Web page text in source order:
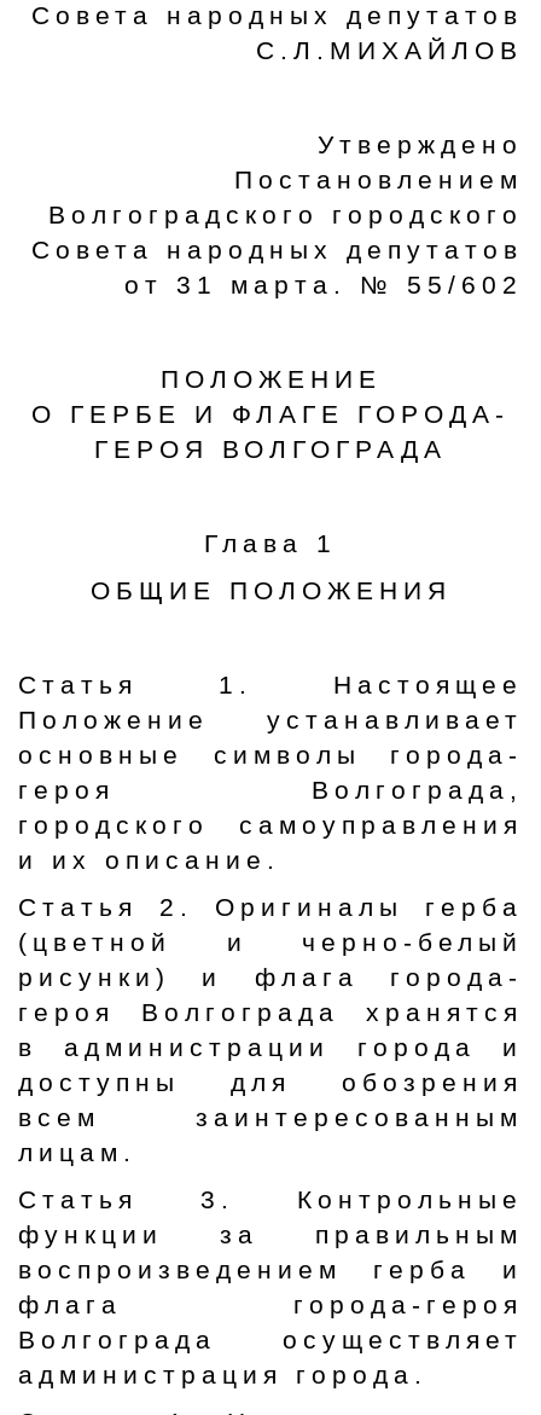
Совета народных депутатов
С.Л.МИХАЙЛОВ
Утверждено
Постановлением
Волгоградского городского
Совета народных депутатов
от 31 марта. № 55/602
ПОЛОЖЕНИЕ
О ГЕРБЕ И ФЛАГЕ ГОРОДА-
ГЕРОЯ ВОЛГОГРАДА
Глава 1
ОБЩИЕ ПОЛОЖЕНИЯ
Статья 1. Настоящее
Положение устанавливает
основные символы города-
героя Волгограда,
городского самоуправления
и их описание.
Статья 2. Оригиналы герба
(цветной и черно-белый
рисунки) и флага города-
героя Волгограда хранятся
в администрации города и
доступны для обозрения
всем заинтересованным
лицам.
Статья 3. Контрольные
функции за правильным
воспроизведением герба и
флага города-героя
Волгограда осуществляет
администрация города.